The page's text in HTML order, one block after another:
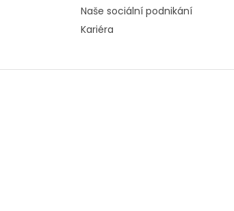
Naše sociální podnikání
Kariéra